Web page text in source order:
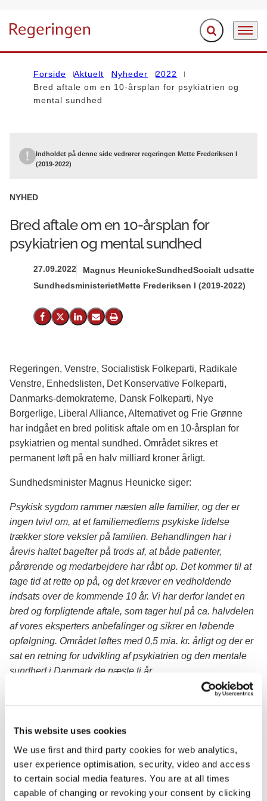
This website uses cookies
We use first and third party cookies for web analytics,
user experience optimisation, security, video and access
to certain social media features. You are at all times
capable of changing or revoking your consent by clicking
Gå til forsiden Fold søgefelt ud
Menu
Forside Aktuelt Nyheder
2022
Bred aftale om en 10-årsplan for psykiatrien og
mental sundhed
Indholdet på denne side vedrører regeringen Mette Frederiksen I
(2019-2022)
NYHED
Bred aftale om en 10-årsplan for
psykiatrien og mental sundhed
27.09.2022 Magnus HeunickeSundhedSocialt udsatte
SundhedsministerietMette Frederiksen I (2019-2022)
Del på Facebook
Del på X (Twitter)
Del på LinkedIn
Send email
Print
Regeringen, Venstre, Socialistisk Folkeparti, Radikale
Venstre, Enhedslisten, Det Konservative Folkeparti,
Danmarks-demokraterne, Dansk Folkeparti, Nye
Borgerlige, Liberal Alliance, Alternativet og Frie Grønne
har indgået en bred politisk aftale om en 10-årsplan for
psykiatrien og mental sundhed. Området sikres et
permanent løft på en halv milliard kroner årligt.
Sundhedsminister Magnus Heunicke siger:
Psykisk sygdom rammer næsten alle familier, og der er
ingen tvivl om, at et familiemedlems psykiske lidelse
trækker store veksler på familien. Behandlingen har i
årevis haltet bagefter på trods af, at både patienter,
pårørende og medarbejdere har råbt op. Det kommer til at
tage tid at rette op på, og det kræver en vedholdende
indsats over de kommende 10 år. Vi har derfor landet en
bred og forpligtende aftale, som tager hul på ca. halvdelen
af vores eksperters anbefalinger og sikrer en løbende
opfølgning. Området løftes med 0,5 mia. kr. årligt og der er
sat en retning for udvikling af psykiatrien og den mentale
sundhed i Danmark de næste ti år.
Aftalepartierne er enige om at sætte ind med en her-og-nu-
stigende ventetider og bidrage til overholdelse af
Kapacitetspakken betyder, at der kan ansættes ca. 100
ekstra personer i psykiatrien med patientrettede funktioner.
Derudover er aftalepartierne enige om prioriterede